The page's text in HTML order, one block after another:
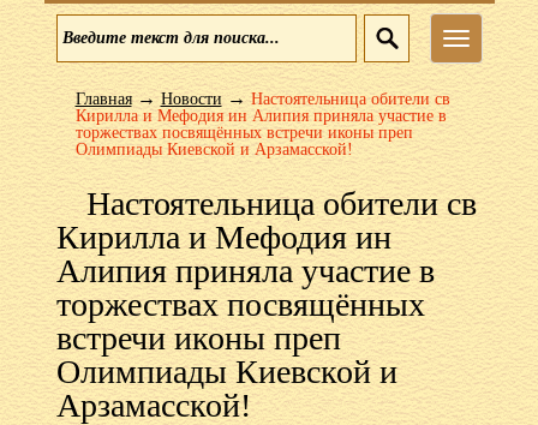
Меню
Главная→Новости→Настоятельница обители св
Кирилла и Мефодия ин Алипия приняла участие в
торжествах посвящённых встречи иконы преп
Олимпиады Киевской и Арзамасской!
Настоятельница обители св
Кирилла и Мефодия ин
Алипия приняла участие в
торжествах посвящённых
встречи иконы преп
Олимпиады Киевской и
Арзамасской!